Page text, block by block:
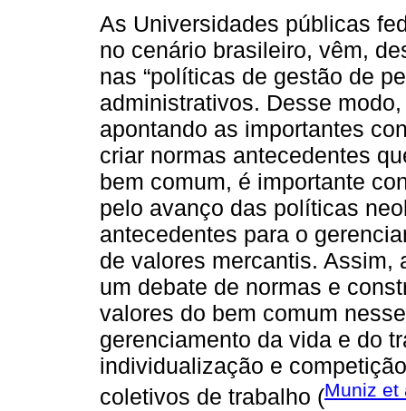
As Universidades públicas
no cenário brasileiro, vêm,
nas “políticas de gestão de
administrativos. Desse
apontando as importantes
criar normas antecedentes
bem comum, é importante
pelo avanço das políticas
antecedentes para o
de valores mercantis. Assim,
um debate de normas e
valores do bem comum
gerenciamento da vida e do
individualização e
coletivos de trabalho (Muniz et